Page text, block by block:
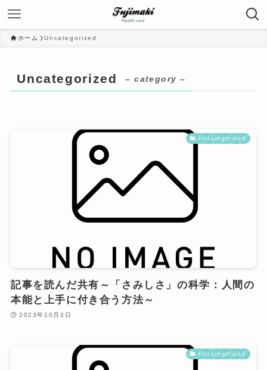
ホーム Uncategorized
Uncategorized – category –
Uncategorized
記事を読んだ共有～「さみしさ」の科学：人間の
本能と上手に付き合う方法～
2023年10月2日
Uncategorized